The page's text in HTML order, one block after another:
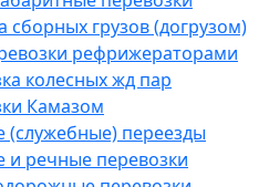
сборных грузов (догрузом)
рефрижераторами
колесных жд пар
Камазом
(служебные) переезды
и речные перевозки